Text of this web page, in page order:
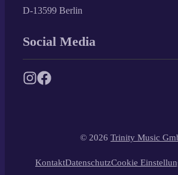
D-13599 Berlin
Social Media
© 2026 Trinity Music
KontaktDatenschutzCookie